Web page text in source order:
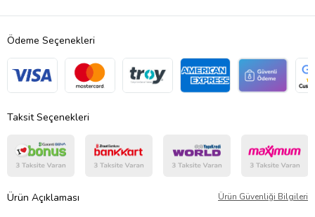
Ödeme Seçenekleri
Taksit Seçenekleri
Ürün Açıklaması Ürün Güvenliği Bilgileri